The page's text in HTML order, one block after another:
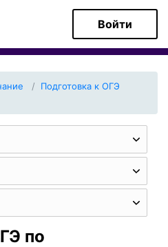
Войти
Подготовка к ОГЭ
по